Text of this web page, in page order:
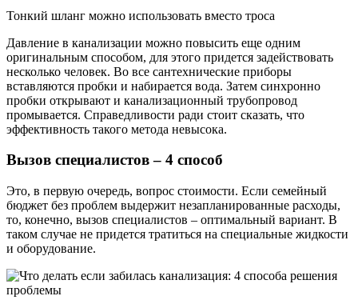
Тонкий шланг можно использовать вместо троса
Давление в канализации можно повысить еще одним
оригинальным способом, для этого придется задействовать
несколько человек. Во все сантехнические приборы
вставляются пробки и набирается вода. Затем синхронно
пробки открывают и канализационный трубопровод
промывается. Справедливости ради стоит сказать, что
эффективность такого метода невысока.
Вызов специалистов – 4 способ
Это, в первую очередь, вопрос стоимости. Если семейный
бюджет без проблем выдержит незапланированные расходы,
то, конечно, вызов специалистов – оптимальный вариант. В
таком случае не придется тратиться на специальные жидкости
и оборудование.